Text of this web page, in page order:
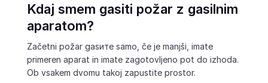
Kdaj smem gasiti požar z gasilnim
aparatom?
Začetni požar gasите samo, če je manjši, imate
primeren aparat in imate zagotovljeno pot do izhoda.
Ob vsakem dvomu takoj zapustite prostor.